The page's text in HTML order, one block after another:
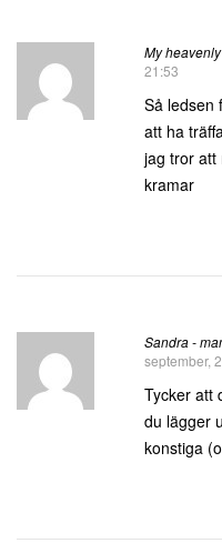
My
21:53
Så ledsen
att ha
jag tror att
kramar
Sandra -
september,
Tycker att
du lägger
konstiga